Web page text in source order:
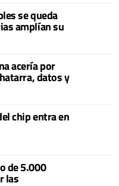
se queda
amplían su
acería por
datos y
chip entra en
de 5.000
las